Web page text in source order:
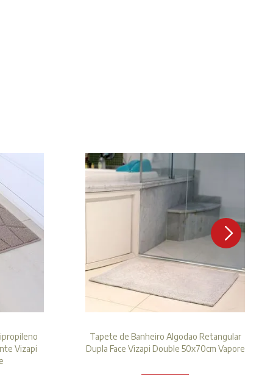
Vizapi
Tapete de Banheiro Algodao Retangular
Dupla Face Vizapi Double 50x70cm Vapore